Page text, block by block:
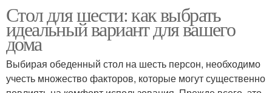
Стол для шести: как выбрать
идеальный вариант для вашего
дома
Выбирая обеденный стол на шесть персон, необходимо
учесть множество факторов, которые могут существенно